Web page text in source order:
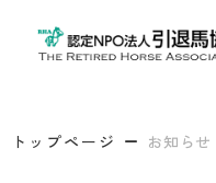
トップページ お知らせ